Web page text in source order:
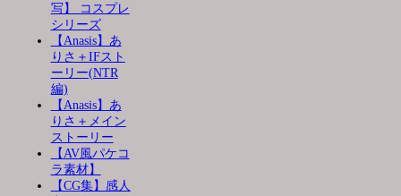
写】 コスプレ
シリーズ
【Anasis】あ
りさ＋IFスト
ーリー(NTR
編)
【Anasis】あ
りさ＋メイン
ストーリー
【AV風パケコ
ラ素材】
【CG集】感人